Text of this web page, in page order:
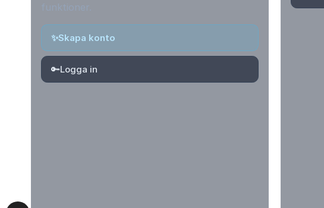
✨Skapa konto
🔑Logga in